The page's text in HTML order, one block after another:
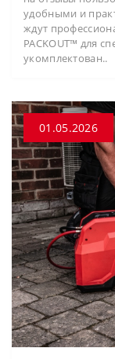
удобными и
ждут
PACKOUT™ для
укомплектован..
01.05.2026